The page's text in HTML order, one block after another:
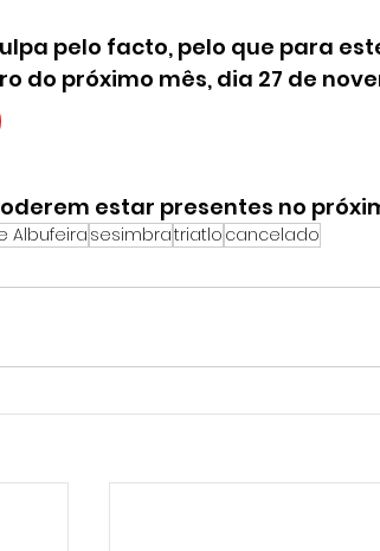
pelo facto, pelo que para
do próximo mês, dia 27 de
estar presentes no
Albufeira sesimbratriatlo cancelado